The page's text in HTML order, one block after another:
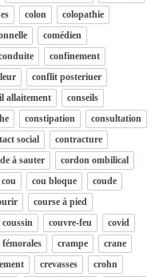
colon
colopathie
comédien
confinement
conflit posteriuer
allaitement
conseils
constipation
consultation
social
contracture
à sauter
cordon ombilical
cou cou bloque
coude
course à pied
coussin couvre-feu
covid
fémorales crampe
crane
crevasses
crohn